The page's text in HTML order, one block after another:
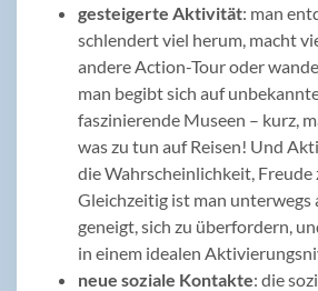
gesteigerte Aktivität: man
schlendert viel herum, macht
andere Action-Tour oder
man begibt sich auf
faszinierende Museen – kurz,
was zu tun auf Reisen! Und
die Wahrscheinlichkeit, Freude
Gleichzeitig ist man unterwegs
geneigt, sich zu überfordern,
in einem idealen
neue soziale Kontakte: die